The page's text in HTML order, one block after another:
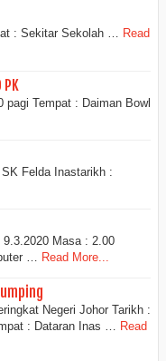
: Sekitar Sekolah … Read
pagi Tempat : Daiman Bowl
Felda Inastarikh :
Masa : 2.00
… Read More...
Negeri Johor Tarikh :
: Dataran Inas … Read